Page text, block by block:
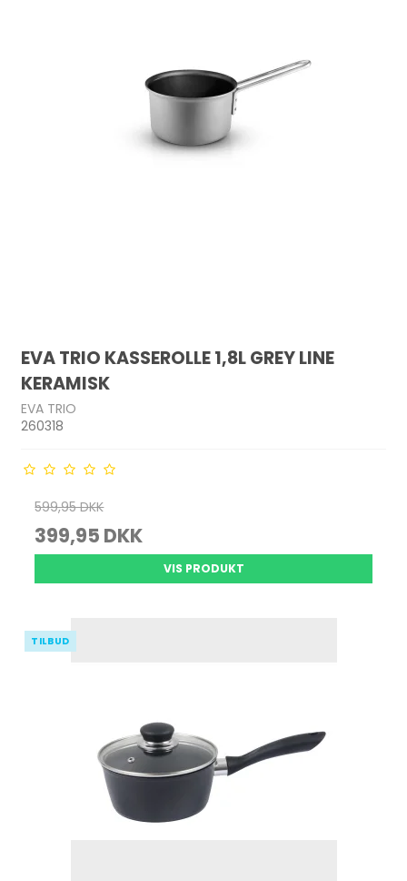
EVA TRIO KASSEROLLE 1,8L GREY LINE
KERAMISK
EVA TRIO
260318
599,95 DKK
399,95 DKK
VIS PRODUKT
TILBUD